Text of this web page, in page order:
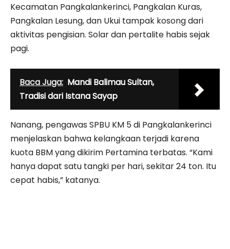
Kecamatan Pangkalankerinci, Pangkalan Kuras,
Pangkalan Lesung, dan Ukui tampak kosong dari
aktivitas pengisian. Solar dan pertalite habis sejak
pagi.
Baca Juga: Mandi Balimau Sultan,
Tradisi dari Istana Sayap
Nanang, pengawas SPBU KM 5 di Pangkalankerinci
menjelaskan bahwa kelangkaan terjadi karena
kuota BBM yang dikirim Pertamina terbatas. “Kami
hanya dapat satu tangki per hari, sekitar 24 ton. Itu
cepat habis,” katanya.